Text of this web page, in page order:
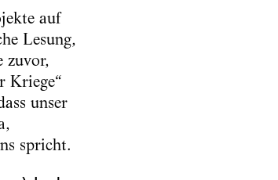
auf
Lesung,
zuvor,
Kriege“
unser
spricht.